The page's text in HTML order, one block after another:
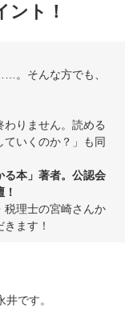
ント！
。そんな方でも、
りません。読める
ていくのか？」も同
る本」著者。公認会
税理士の宮崎さんか
ます！
です。